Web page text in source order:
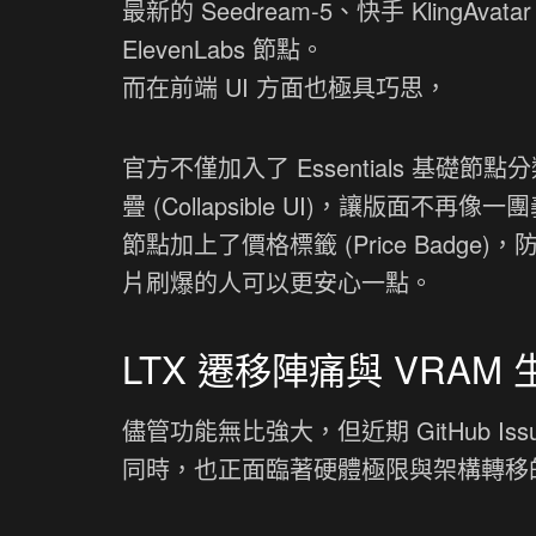
最新的 Seedream-5、快手
ElevenLabs 節點。
而在前端 UI 方面也極具巧思，
官方不僅加入了 Essentials 基礎節點
疊 (Collapsible UI)，讓版面不再像一
節點加上了價格標籤 (Price Badge)，
片刷爆的人可以更安心一點。
LTX 遷移陣痛與 VRAM
儘管功能無比強大，但近期 GitHub
同時，也正面臨著硬體極限與架構轉